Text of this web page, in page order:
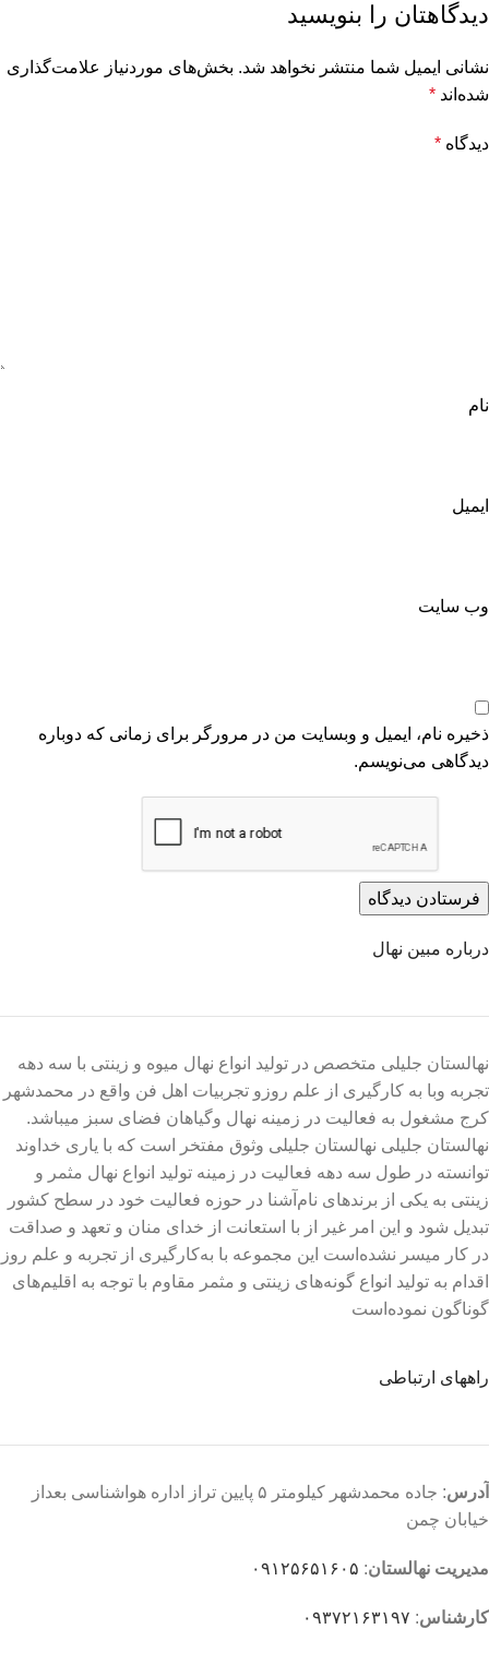
دیدگاهتان را بنویسید
نشانی ایمیل شما منتشر نخواهد شد. بخش‌های موردنیاز علامت‌گذاری
شده‌اند *
دیدگاه *
نام
ایمیل
وب‌ سایت
ذخیره نام، ایمیل و وبسایت من در مرورگر برای زمانی که دوباره
دیدگاهی می‌نویسم.
درباره مبین نهال
نهالستان جلیلی متخصص در تولید انواع نهال میوه و زینتی با سه دهه
تجربه وبا به کارگیری از علم روزو تجربیات اهل فن واقع در محمدشهر
کرج مشغول به فعالیت در زمینه نهال وگیاهان فضای سبز میباشد.
نهالستان جلیلی نهالستان جلیلی وثوق مفتخر است که با یاری خداوند
توانسته در طول سه دهه فعالیت در زمینه تولید انواع نهال مثمر و
زینتی به یکی از برندهای نام‌آشنا در حوزه فعالیت خود در سطح کشور
تبدیل شود و این امر غیر از با استعانت از خدای منان و تعهد و صداقت
در کار میسر نشده‌است این مجموعه با به‌کارگیری از تجربه و علم روز
اقدام به تولید انواع گونه‌های زینتی و مثمر مقاوم با توجه به اقلیم‌های
گوناگون نموده‌است
راههای ارتباطی
آدرس
: جاده محمدشهر کیلومتر ۵ پایین تراز اداره هواشناسی بعداز
خیابان چمن
مدیریت نهالستان: ۰۹۱۲۵۶۵۱۶۰۵
کارشناس: ۰۹۳۷۲۱۶۳۱۹۷